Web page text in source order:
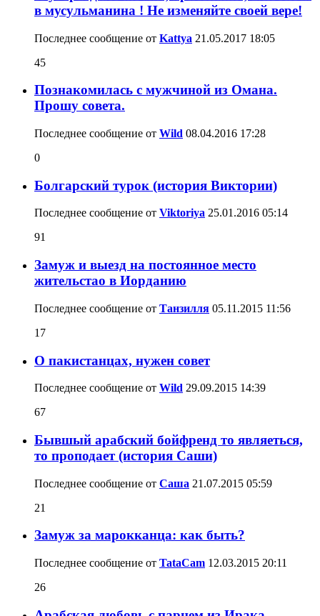
в мусульманина ! Не изменяйте своей вере!
Последнее сообщение от Kattya 21.05.2017 18:05
45
Познакомилась с мужчиной из Омана.
Прошу совета.
Последнее сообщение от Wild 08.04.2016 17:28
0
Болгарский турок (история Виктории)
Последнее сообщение от Viktoriya 25.01.2016 05:14
91
Замуж и выезд на постоянное место
жительстао в Иорданию
Последнее сообщение от Танзилля 05.11.2015 11:56
17
О пакистанцах, нужен совет
Последнее сообщение от Wild 29.09.2015 14:39
67
Бывшый арабский бойфренд то являеться,
то проподает (история Саши)
Последнее сообщение от Саша 21.07.2015 05:59
21
Замуж за марокканца: как быть?
Последнее сообщение от TataCam 12.03.2015 20:11
26